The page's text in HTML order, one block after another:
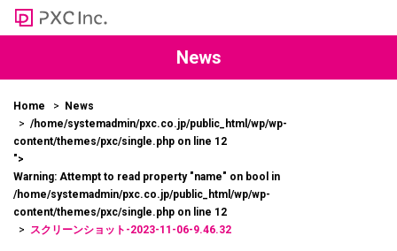
News
Home
News
/home/systemadmin/pxc.co.jp/public_html/wp/wp-
content/themes/pxc/single.php on line 12
">
Warning: Attempt to read property "name" on bool in
/home/systemadmin/pxc.co.jp/public_html/wp/wp-
content/themes/pxc/single.php on line 12
スクリーンショット-2023-11-06-9.46.32